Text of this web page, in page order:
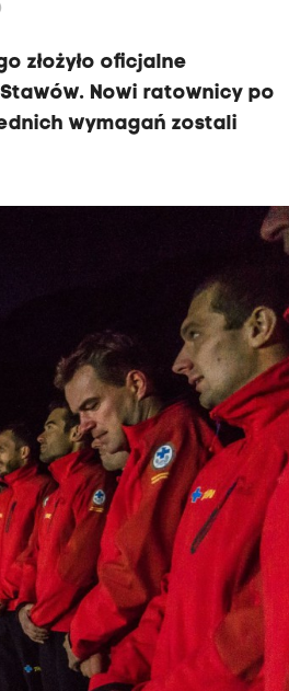
złożyło oficjalne
Nowi ratownicy po
wymagań zostali